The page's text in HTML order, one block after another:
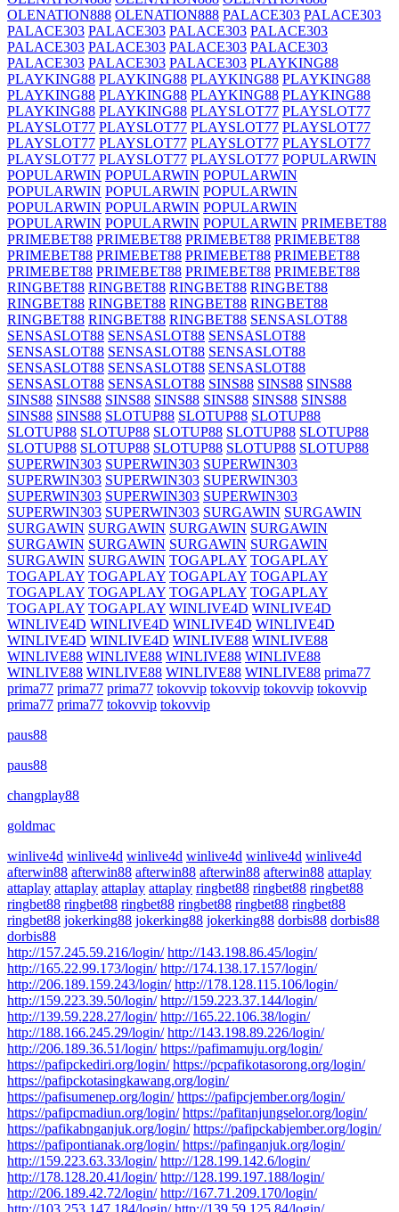
OLENATION888 OLENATION888 PALACE303 PALACE303
PALACE303 PALACE303 PALACE303 PALACE303
PALACE303 PALACE303 PALACE303 PALACE303
PALACE303 PALACE303 PALACE303 PLAYKING88
PLAYKING88 PLAYKING88 PLAYKING88 PLAYKING88
PLAYKING88 PLAYKING88 PLAYKING88 PLAYKING88
PLAYKING88 PLAYKING88 PLAYSLOT77 PLAYSLOT77
PLAYSLOT77 PLAYSLOT77 PLAYSLOT77 PLAYSLOT77
PLAYSLOT77 PLAYSLOT77 PLAYSLOT77 PLAYSLOT77
PLAYSLOT77 PLAYSLOT77 PLAYSLOT77 POPULARWIN
POPULARWIN POPULARWIN POPULARWIN
POPULARWIN POPULARWIN POPULARWIN
POPULARWIN POPULARWIN POPULARWIN
POPULARWIN POPULARWIN POPULARWIN PRIMEBET88
PRIMEBET88 PRIMEBET88 PRIMEBET88 PRIMEBET88
PRIMEBET88 PRIMEBET88 PRIMEBET88 PRIMEBET88
PRIMEBET88 PRIMEBET88 PRIMEBET88 PRIMEBET88
RINGBET88 RINGBET88 RINGBET88 RINGBET88
RINGBET88 RINGBET88 RINGBET88 RINGBET88
RINGBET88 RINGBET88 RINGBET88 SENSASLOT88
SENSASLOT88 SENSASLOT88 SENSASLOT88
SENSASLOT88 SENSASLOT88 SENSASLOT88
SENSASLOT88 SENSASLOT88 SENSASLOT88
SENSASLOT88 SENSASLOT88 SINS88 SINS88 SINS88
SINS88 SINS88 SINS88 SINS88 SINS88 SINS88 SINS88
SINS88 SINS88 SLOTUP88 SLOTUP88 SLOTUP88
SLOTUP88 SLOTUP88 SLOTUP88 SLOTUP88 SLOTUP88
SLOTUP88 SLOTUP88 SLOTUP88 SLOTUP88 SLOTUP88
SUPERWIN303 SUPERWIN303 SUPERWIN303
SUPERWIN303 SUPERWIN303 SUPERWIN303
SUPERWIN303 SUPERWIN303 SUPERWIN303
SUPERWIN303 SUPERWIN303 SURGAWIN SURGAWIN
SURGAWIN SURGAWIN SURGAWIN SURGAWIN
SURGAWIN SURGAWIN SURGAWIN SURGAWIN
SURGAWIN SURGAWIN TOGAPLAY TOGAPLAY
TOGAPLAY TOGAPLAY TOGAPLAY TOGAPLAY
TOGAPLAY TOGAPLAY TOGAPLAY TOGAPLAY
TOGAPLAY TOGAPLAY WINLIVE4D WINLIVE4D
WINLIVE4D WINLIVE4D WINLIVE4D WINLIVE4D
WINLIVE4D WINLIVE4D WINLIVE88 WINLIVE88
WINLIVE88 WINLIVE88 WINLIVE88 WINLIVE88
WINLIVE88 WINLIVE88 WINLIVE88 WINLIVE88 prima77
prima77 prima77 prima77 tokovvip tokovvip tokovvip tokovvip
prima77 prima77 tokovvip tokovvip
paus88
paus88
changplay88
goldmac
winlive4d winlive4d winlive4d winlive4d winlive4d winlive4d
afterwin88 afterwin88 afterwin88 afterwin88 afterwin88 attaplay
attaplay attaplay attaplay attaplay ringbet88 ringbet88 ringbet88
ringbet88 ringbet88 ringbet88 ringbet88 ringbet88 ringbet88
ringbet88 jokerking88 jokerking88 jokerking88 dorbis88 dorbis88
dorbis88
http://157.245.59.216/login/ http://143.198.86.45/login/
http://165.22.99.173/login/ http://174.138.17.157/login/
http://206.189.159.243/login/ http://178.128.115.106/login/
http://159.223.39.50/login/ http://159.223.37.144/login/
http://139.59.228.27/login/ http://165.22.106.38/login/
http://188.166.245.29/login/ http://143.198.89.226/login/
http://206.189.36.51/login/ https://pafimamuju.org/login/
https://pafipckediri.org/login/ https://pcpafikotasorong.org/login/
https://pafipckotasingkawang.org/login/
https://pafisumenep.org/login/ https://pafipcjember.org/login/
https://pafipcmadiun.org/login/ https://pafitanjungselor.org/login/
https://pafikabnganjuk.org/login/ https://pafipckabjember.org/login/
https://pafipontianak.org/login/ https://pafinganjuk.org/login/
http://159.223.63.33/login/ http://128.199.142.6/login/
http://178.128.20.41/login/ http://128.199.197.188/login/
http://206.189.42.72/login/ http://167.71.209.170/login/
http://103.253.147.184/login/ http://139.59.125.84/login/